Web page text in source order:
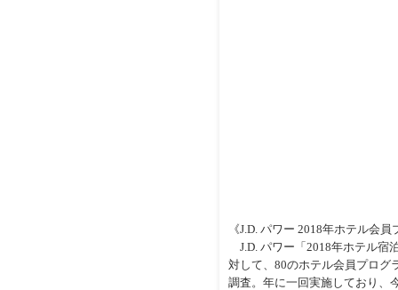
《J.D. パワー 2018年ホテル会
J.D. パワー「2018年ホテル宿
対して、80のホテル会員プログ
調査。年に一回実施しており、